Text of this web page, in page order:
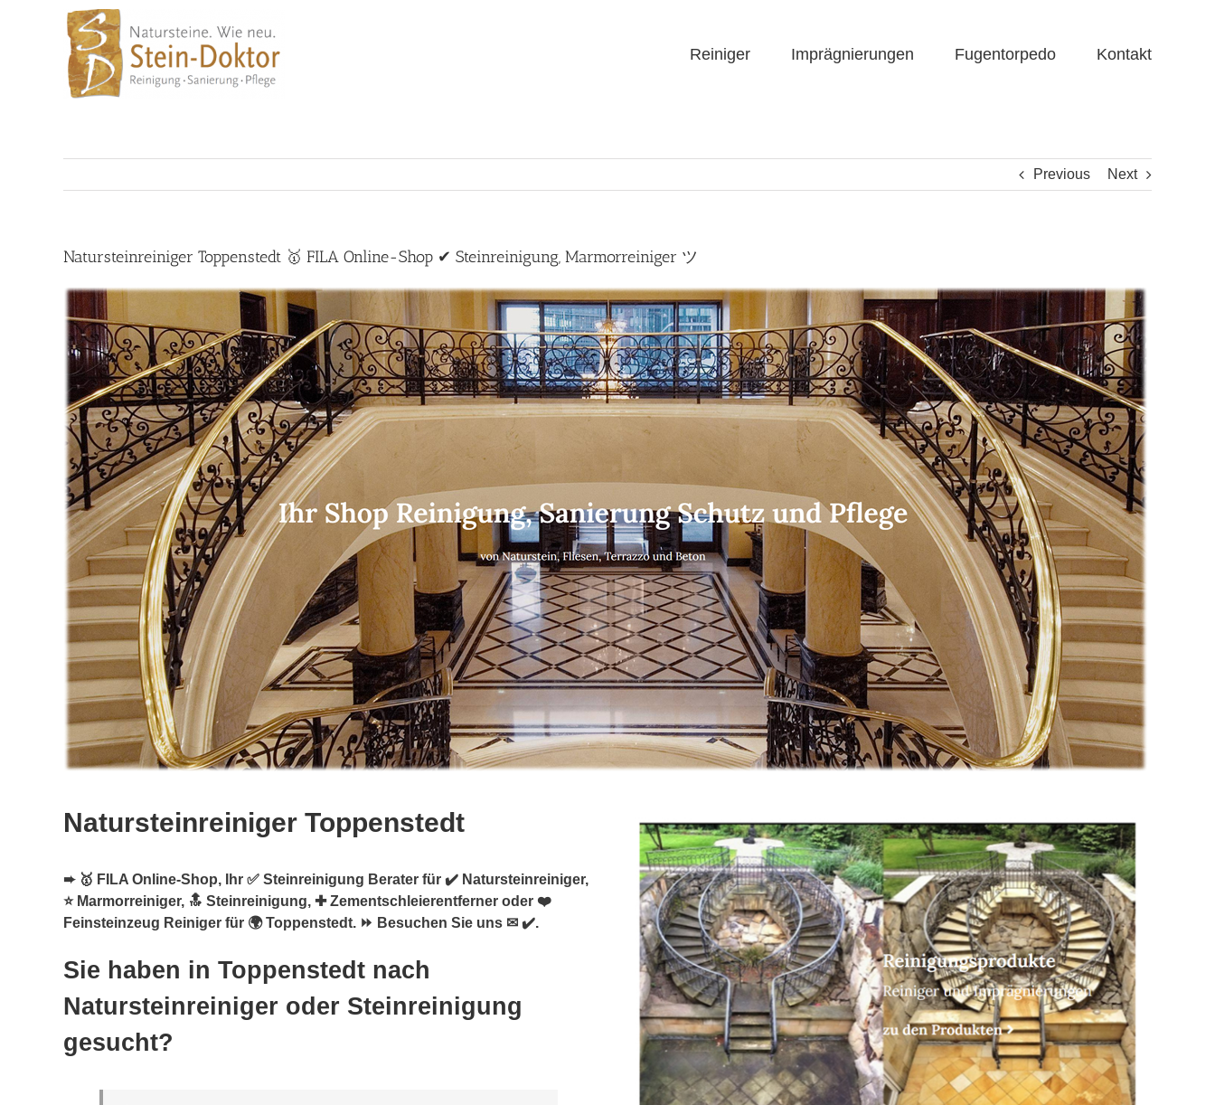
Reiniger Imprägnierungen Fugentorpedo Kontakt
Previous Next
Natursteinreiniger Toppenstedt 🥇 FILA Online-Shop ✔ Steinreinigung, Marmorreiniger ツ
Natursteinreiniger Toppenstedt
➨ 🥇 FILA Online-Shop, Ihr ✅ Steinreinigung Berater für ✔️ Natursteinreiniger,
⭐ Marmorreiniger, 🔝 Steinreinigung, ✚ Zementschleierentferner oder ❤️
Feinsteinzeug Reiniger für 🌍 Toppenstedt. ⏩ Besuchen Sie uns ✉ ✔️.
Sie haben in Toppenstedt nach
Natursteinreiniger oder Steinreinigung
gesucht?